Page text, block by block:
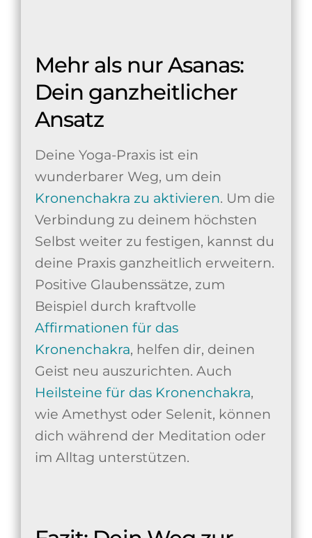
Mehr als nur Asanas:
Dein ganzheitlicher
Ansatz
Deine Yoga-Praxis ist ein
wunderbarer Weg, um dein
Kronenchakra zu aktivieren. Um die
Verbindung zu deinem höchsten
Selbst weiter zu festigen, kannst du
deine Praxis ganzheitlich erweitern.
Positive Glaubenssätze, zum
Beispiel durch kraftvolle
Affirmationen für das
Kronenchakra, helfen dir, deinen
Geist neu auszurichten. Auch
Heilsteine für das Kronenchakra,
wie Amethyst oder Selenit, können
dich während der Meditation oder
im Alltag unterstützen.